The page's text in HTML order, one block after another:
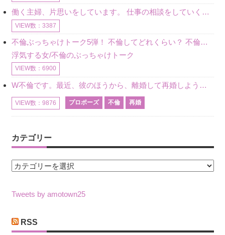
働く主婦、片思いをしています。 仕事の相談をしていくうちに、彼のことを好きになりました。私には夫も子供もいます。不倫をしているわけでもなく、もちろん、この気持ちは誰にも話していません。 ラインをする関
VIEW数：3387
不倫ぶっちゃけトーク5弾！ 不倫してどれくらい？ 不倫のあれこれを、なんでもどうぞ♪♪
浮気する女/不倫のぶっちゃけトーク
VIEW数：6900
W不倫です。最近、彼のほうから、離婚して再婚しよう、と言ってきました。ハッキリいうと、そこまでは考えていませんでした。彼を好きな気持ちはあるし、彼なしの生活は考えられません。だけど、離婚して再婚すると
VIEW数：9876 プロポーズ 不倫 再婚
カテゴリー
カ
ゴ
ー
Tweets by amotown25
RSS